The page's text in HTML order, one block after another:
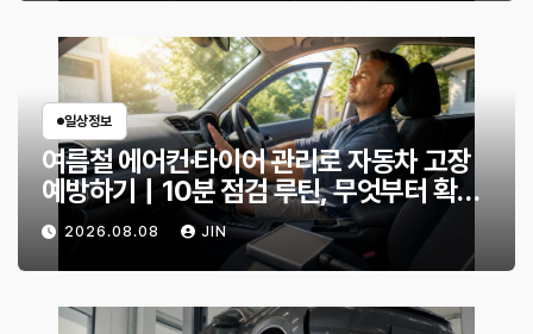
일상정보
여름철 에어컨·타이어 관리로 자동차 고장
예방하기｜10분 점검 루틴, 무엇부터 확인
할까?
2026.08.08 JIN